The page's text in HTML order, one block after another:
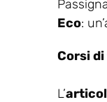
Eco:
Corsi
L’